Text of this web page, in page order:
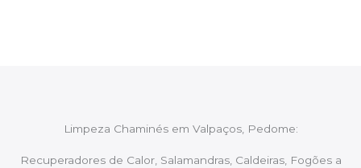
Limpeza Chaminés em Valpaços, Pedome:
Recuperadores de Calor, Salamandras, Caldeiras, Fogões a